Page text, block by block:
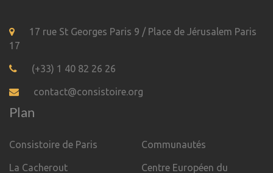
17 rue St Georges Paris 9 / Place de Jérusalem Paris
17
(+33) 1 40 82 26 26
contact@consistoire.org
Plan
Consistoire de Paris
La Cacherout
Communautés
Centre Européen du